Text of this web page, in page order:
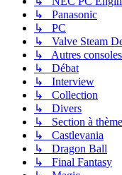
↳ Panasonic
↳ PC
↳ Valve Steam
↳ Autres consoles
↳ Débat
↳ Interview
↳ Collection
↳ Divers
↳ Section à
↳ Castlevania
↳ Dragon Ball
↳ Final Fantasy